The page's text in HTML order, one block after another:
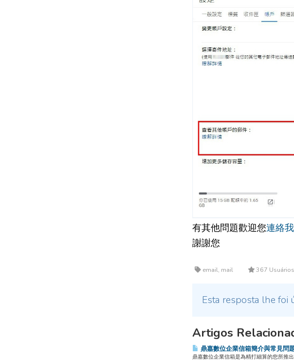
有其他問題歡迎您連絡
謝謝您
email, mail 367
Esta resposta lhe foi
Artigos
鼎嘉數位企業信箱簡介與常見問
鼎嘉數位企業信箱是為精打細算的您所